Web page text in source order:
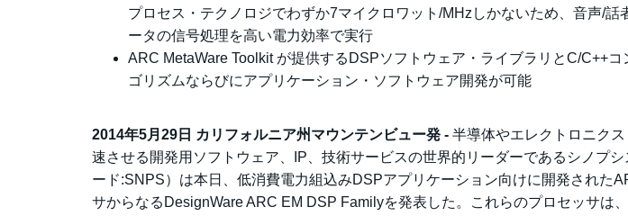
プロセス・テクノロジでわずか7マイクロワット/MHzしかないため、音声/
ータの信号処理を高い電力効率で実行
ARC MetaWare Toolkit が提供するDSPソフトウェア・ライブラリとC/C++
ゴリズムならびにアプリケーション・ソフトウェア開発が可能
2014年5月29日 カリフォルニア州マウンテンビュー発 - 半導体やエレクトロニク
速させる開発用ソフトウェア、IP、技術サービスの世界的リーダーであるシノプ
ード:SNPS）は本日、低消費電力組込みDSPアプリケーション向けに開発された
サからなるDesignWare ARC EM DSP Familyを発表した。これらのプロセッサは